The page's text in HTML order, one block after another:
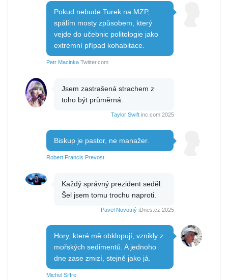
Pokud nebude Turek na MZP,
spálím mosty způsobem, který
vejde do učebnic politologie jako
extrémní případ kohabitace.
Petr Macinka Twitter.com
Jsem zastrašená strachem z
toho být průměrná.
Taylor Swift inc.com 2025
Biskup je pastor, ne manažer.
Robert Francis Prevost
Každý správný prezident seděl.
Šel jsem tomu trochu naproti.
Pavel Novotný iDnes.cz 2025
Hory, které mě obklopují, vznikly z
mořských sedimentů. A jednoho
dne zase zmizí, stejně jako já.
Michel Siffre